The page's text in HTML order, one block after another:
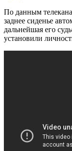
По данным
заднее сиденье
дальнейшая его
установили